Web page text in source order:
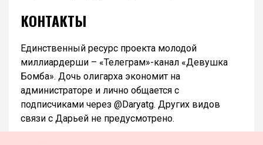
КОНТАКТЫ
Единственный ресурс проекта молодой
миллиардерши – «Телеграм»-канал «Девушка
Бомба». Дочь олигарха экономит на
администраторе и лично общается с
подписчиками через @Daryatg. Других видов
связи с Дарьей не предусмотрено.